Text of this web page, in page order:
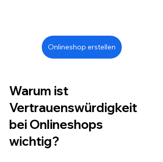
Onlineshop erstellen
Warum ist
Vertrauenswürdigkeit
bei Onlineshops
wichtig?